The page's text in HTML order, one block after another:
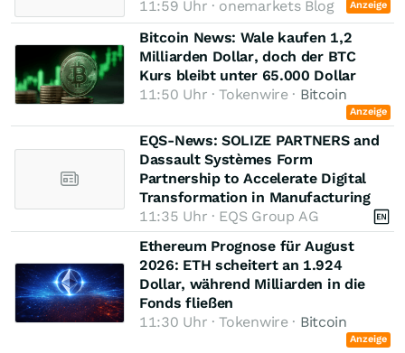
11:59 Uhr · onemarkets Blog
Anzeige
Bitcoin News: Wale kaufen 1,2
Milliarden Dollar, doch der BTC
Kurs bleibt unter 65.000 Dollar
11:50 Uhr · Tokenwire · Bitcoin
Anzeige
EQS-News: SOLIZE PARTNERS and
Dassault Systèmes Form
Partnership to Accelerate Digital
Transformation in Manufacturing
11:35 Uhr · EQS Group AG
Ethereum Prognose für August
2026: ETH scheitert an 1.924
Dollar, während Milliarden in die
Fonds fließen
11:30 Uhr · Tokenwire · Bitcoin
Anzeige